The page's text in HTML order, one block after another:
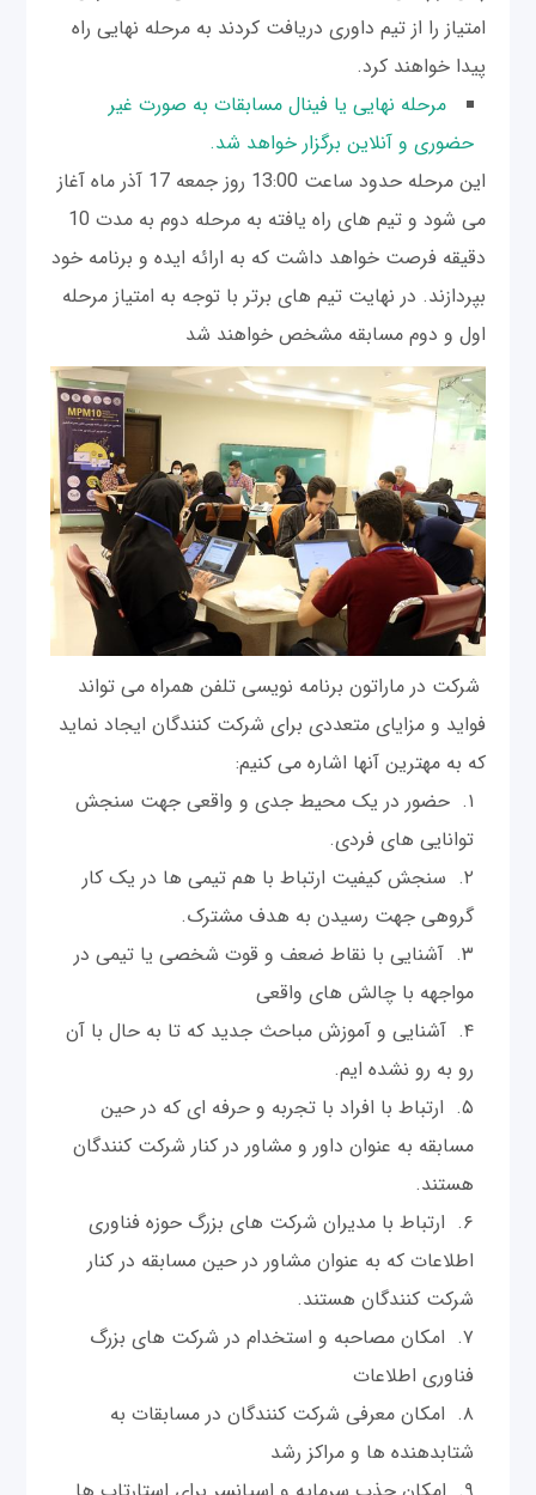
امتیاز را از تیم داوری دریافت کردند به مرحله نهایی راه
پیدا خواهند کرد.
مرحله نهایی یا فینال مسابقات به صورت غیر
حضوری و آنلاین برگزار خواهد شد.
این مرحله حدود ساعت 13:00 روز جمعه 17 آذر ماه آغاز
می شود و تیم های راه یافته به مرحله دوم به مدت 10
دقیقه فرصت خواهد داشت که به ارائه ایده و برنامه خود
بپردازند. در نهایت تیم های برتر با توجه به امتیاز مرحله
اول و دوم مسابقه مشخص خواهند شد
شرکت در ماراتون برنامه نویسی تلفن همراه می تواند
فواید و مزایای متعددی برای شرکت کنندگان ایجاد نماید
که به مهترین آنها اشاره می کنیم:
حضور در یک محیط جدی و واقعی جهت سنجش
توانایی های فردی.
سنجش کیفیت ارتباط با هم تیمی ها در یک کار
گروهی جهت رسیدن به هدف مشترک.
آشنایی با نقاط ضعف و قوت شخصی یا تیمی در
مواجهه با چالش های واقعی
آشنایی و آموزش مباحث جدید که تا به حال با آن
رو به رو نشده ایم.
ارتباط با افراد با تجربه و حرفه ای که در حین
مسابقه به عنوان داور و مشاور در کنار شرکت کنندگان
هستند.
ارتباط با مدیران شرکت های بزرگ حوزه فناوری
اطلاعات که به عنوان مشاور در حین مسابقه در کنار
شرکت کنندگان هستند.
امکان مصاحبه و استخدام در شرکت های بزرگ
فناوری اطلاعات
امکان معرفی شرکت کنندگان در مسابقات به
شتابدهنده ها و مراکز رشد